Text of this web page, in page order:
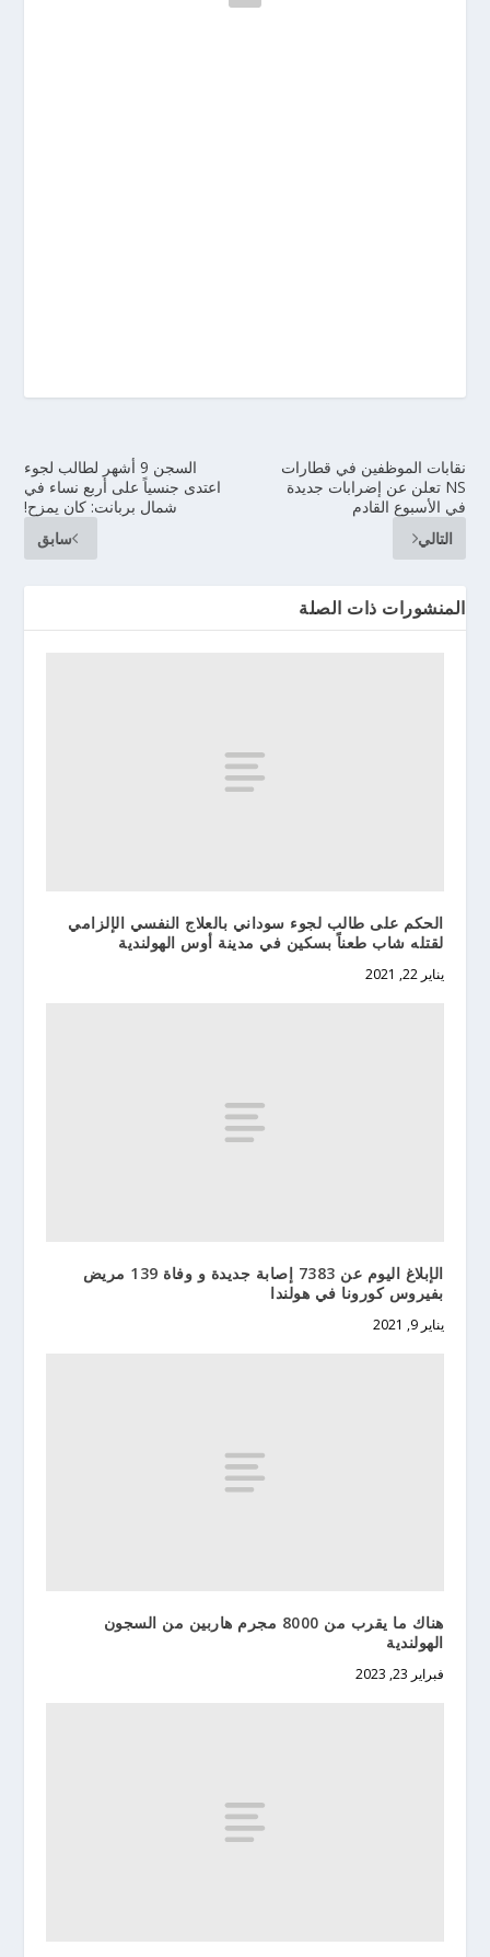
السجن 9 أشهر لطالب لجوء
اعتدى جنسياً على أربع نساء في
شمال بربانت: كان يمزح!
سابق
نقابات الموظفين في قطارات
NS تعلن عن إضرابات جديدة
في الأسبوع القادم
التالي
المنشورات ذات الصلة
الحكم على طالب لجوء سوداني بالعلاج النفسي الإلزامي
لقتله شاب طعناً بسكين في مدينة أوس الهولندية
يناير 22, 2021
الإبلاغ اليوم عن 7383 إصابة جديدة و وفاة 139 مريض
بفيروس كورونا في هولندا
يناير 9, 2021
هناك ما يقرب من 8000 مجرم هاربين من السجون
الهولندية
فبراير 23, 2023